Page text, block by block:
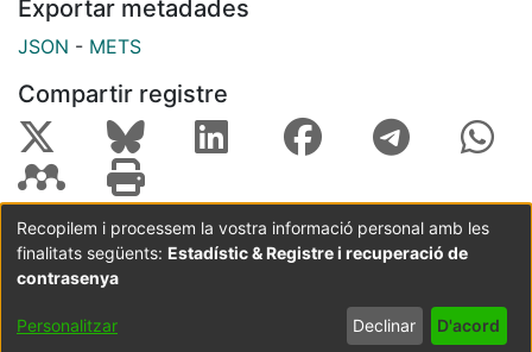
Exportar metadades
JSON - METS
Compartir registre
Coordinació:CRAI UB Avís legal
Metadades
subjectes a:
Configuració
de cookies
privadesa
Recopilem i processem la vostra informació personal amb les
finalitats següents: Estadístic & Registre i recuperació de
contrasenya
Personalitzar Declinar D'acord